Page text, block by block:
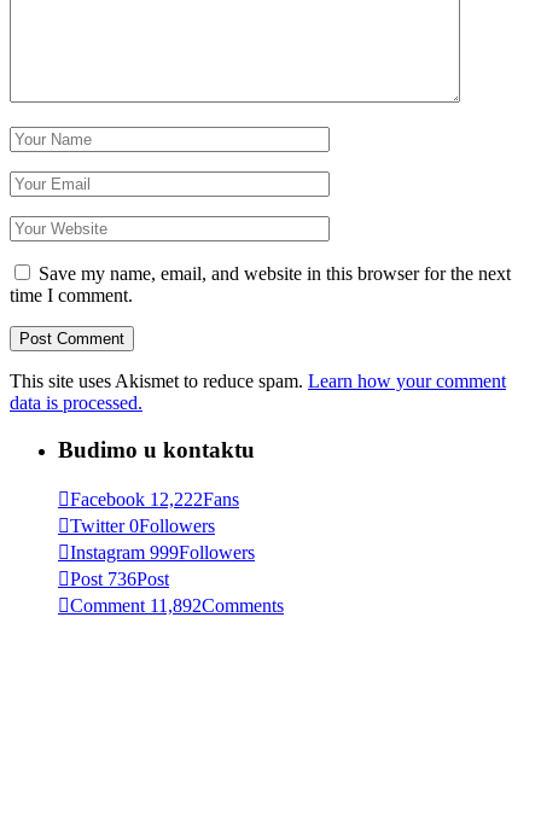
Save my name, email, and website in this browser for the next
time I comment.
This site uses Akismet to reduce spam. Learn how your comment
data is processed.
Budimo u kontaktu
Facebook 12,222Fans
Twitter 0Followers
Instagram 999Followers
Post 736Post
Comment 11,892Comments